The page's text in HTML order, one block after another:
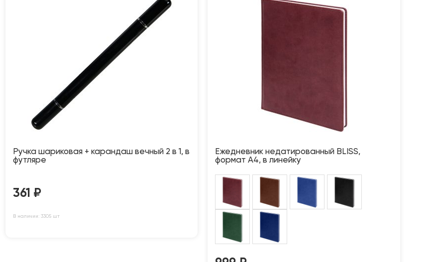
Ручка шариковая + карандаш вечный 2 в 1, в
футляре
361 ₽
В наличии: 3305 шт
Ежедневник недатированный BLISS,
формат А4, в линейку